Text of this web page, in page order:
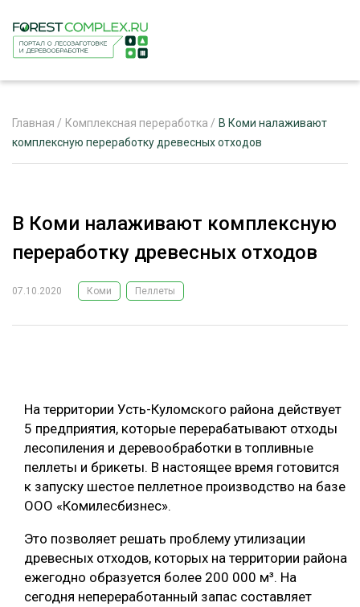
РЕКЛАМОДАТЕЛЯМ
ЛЕСНОЕ ХОЗЯЙСТВО
ЦИФРОВАЯ СРЕДА
БИОЭНЕРГЕТИКА
ЛЕСОВОССТАНОВЛЕНИЕ И ЗАЩИТА
ЛОГИСТИКА
ЦБП
КОМПЛЕКСНАЯ ПЕРЕРАБОТКА
РУБРИКИ
ТЕМАТИЧЕСКИЕ ПРОЕКТЫ
ПОДБОРКИ СТАТЕЙ
Главная / Комплексная переработка / В Коми налаживают
комплексную переработку древесных отходов
В Коми налаживают комплексную
переработку древесных отходов
07.10.2020 Коми Пеллеты
На территории Усть-Куломского района действует
5 предприятия, которые перерабатывают отходы
лесопиления и деревообработки в топливные
пеллеты и брикеты. В настоящее время готовится
к запуску шестое пеллетное производство на базе
ООО «Комилесбизнес».
Это позволяет решать проблему утилизации
древесных отходов, которых на территории района
ежегодно образуется более 200 000 м³. На
сегодня непереработанный запас составляет